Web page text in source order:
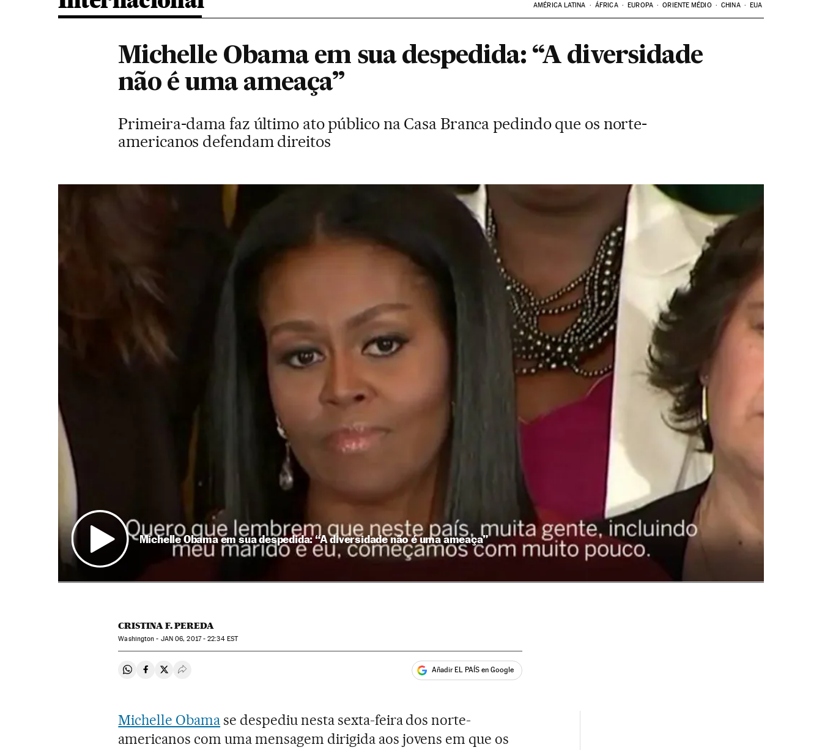
AMÉRICA LATINA ÁFRICA EUROPA ORIENTE MÉDIO CHINA EUA
Michelle Obama em sua despedida: “A diversidade
não é uma ameaça”
Primeira-dama faz último ato público na Casa Branca pedindo que os norte-
americanos defendam direitos
Michelle Obama em sua despedida: “A diversidade não é uma ameaça”
CRISTINA F. PEREDA
Washington - JAN06, 2017 - 22:34EST
Compartir en Whatsapp
Compartir en Facebook
Compartir en Twitter
Desplegar Redes Sociales Añadir EL PAÍS en Google
Michelle Obama se despediu nesta sexta-feira dos norte-
americanos com uma mensagem dirigida aos jovens em que os